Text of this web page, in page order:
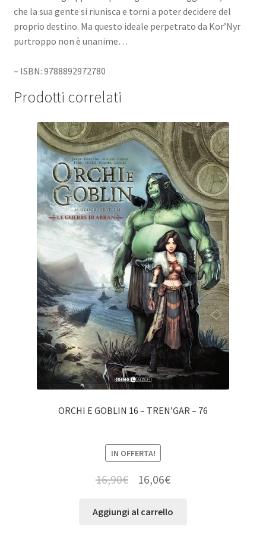
che la sua gente si riunisca e torni a poter decidere del
proprio destino. Ma questo ideale perpetrato da Kor’Nyr
purtroppo non è unanime…
– ISBN: 9788892972780
Prodotti correlati
ORCHI E GOBLIN 16 – TREN’GAR – 76
IN OFFERTA!
16,90€ 16,06€
Aggiungi al carrello